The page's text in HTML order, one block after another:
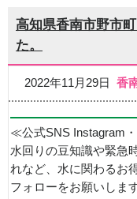
高知県香南市野市
た。
2022年11月29日 香
≪公式SNS Instagram
水回りの豆知識や緊急
れなど、水に関わるお
フォローをお願いしま